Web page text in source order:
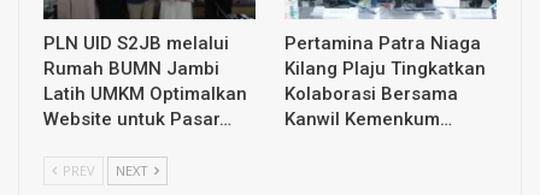
PLN UID S2JB melalui
Rumah BUMN Jambi
Latih UMKM Optimalkan
Website untuk Pasar…
Pertamina Patra Niaga
Kilang Plaju Tingkatkan
Kolaborasi Bersama
Kanwil Kemenkum…
PREV NEXT